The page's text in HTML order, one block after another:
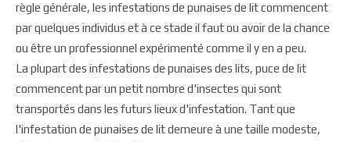
règle générale, les infestations de punaises de lit commencent
par quelques individus et à ce stade il faut ou avoir de la chance
ou être un professionnel expérimenté comme il y en a peu.
La plupart des infestations de punaises des lits, puce de lit
commencent par un petit nombre d'insectes qui sont
transportés dans les futurs lieux d'infestation. Tant que
l'infestation de punaises de lit demeure à une taille modeste,